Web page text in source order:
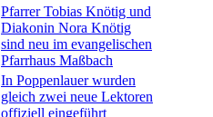
Pfarrer Tobias Knötig und
Diakonin Nora Knötig
sind neu im evangelischen
Pfarrhaus Maßbach
In Poppenlauer wurden
gleich zwei neue Lektoren
offiziell eingeführt